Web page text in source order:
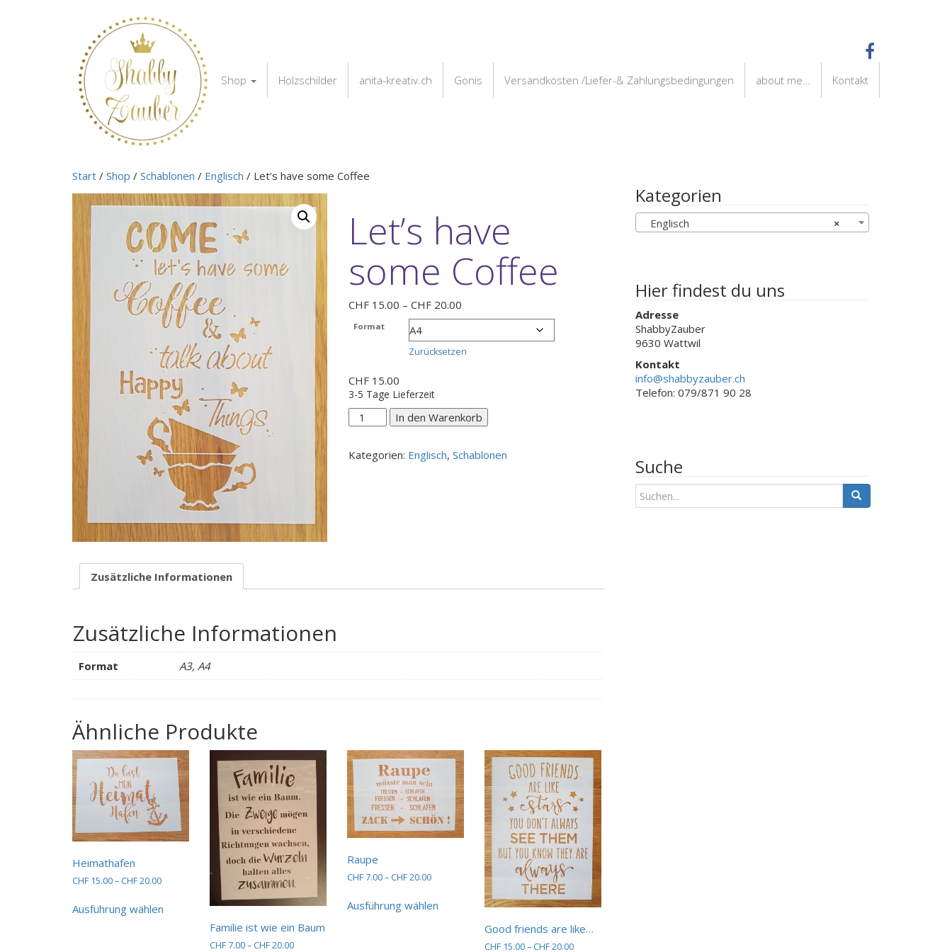
Shop Holzschilder anita-kreativ.ch Gonis Versandkosten /Liefer-& Zahlungsbedingungen about me… Kontakt
Start / Shop / Schablonen / Englisch / Let’s have some Coffee
Let’s have
some Coffee
CHF 15.00 – CHF 20.00
CHF 15.00
CHF 20.00
Format
Zurücksetzen
CHF 15.00
3-5 Tage Lieferzeit
Let's
have
Coffee
In den Warenkorb
Kategorien: Englisch, Schablonen
Zusätzliche Informationen
Zusätzliche Informationen
Format A3, A4
Ähnliche Produkte
Heimathafen
CHF 15.00– CHF20.00Preisspanne:
bis
Ausführung wählen
Familie ist wie ein Baum
CHF7.00– CHF20.00Preisspanne:
Raupe
CHF7.00– CHF20.00Preisspanne:
bis
Ausführung wählenProdukt
Good friends are like…
CHF15.00– CHF20.00Preisspanne:
Kategorien
×
Englisch
Hier findest du uns
Adresse
ShabbyZauber
9630 Wattwil
Kontakt
info@shabbyzauber.ch
Telefon: 079/871 90 28
Suche
S
u